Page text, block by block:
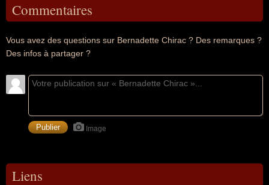
Commentaires
Vous avez des questions sur Bernadette Chirac ? Des remarques ?
Des infos à partager ?
Image
Liens